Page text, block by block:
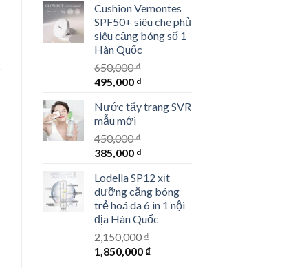
Cushion Vemontes
SPF50+ siêu che phủ
siêu căng bóng số 1
Hàn Quốc
650,000₫
495,000 ₫
Nước tẩy trang SVR
mẫu mới
450,000₫
385,000 ₫
Lodella SP12 xịt
dưỡng căng bóng
trẻ hoá da 6 in 1 nội
địa Hàn Quốc
2,150,000₫
1,850,000 ₫